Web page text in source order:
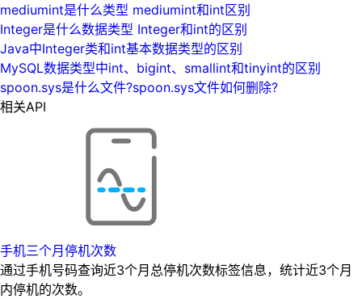
mediumint是什么类型 mediumint和int区别
Integer是什么数据类型 Integer和int的区别
Java中Integer类和int基本数据类型的区别
MySQL数据类型中int、bigint、smallint和tinyint的区别
spoon.sys是什么文件?spoon.sys文件如何删除?
相关API
手机三个月停机次数
通过手机号码查询近3个月总停机次数标签信息，统计近3个月
内停机的次数。